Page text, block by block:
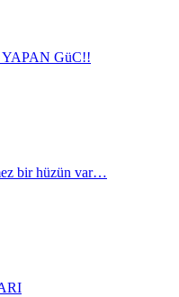
GüC!!
bir hüzün var…